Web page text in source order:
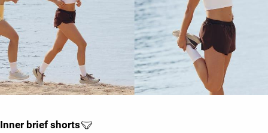
Inner brief shorts